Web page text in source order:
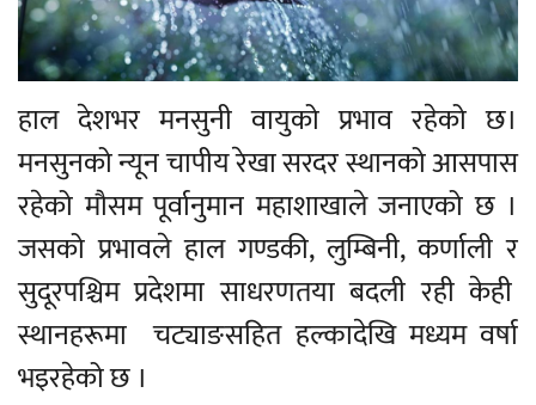
हाल देशभर मनसुनी वायुको प्रभाव रहेको छ।
मनसुनको न्यून चापीय रेखा सरदर स्थानको आसपास
रहेको मौसम पूर्वानुमान महाशाखाले जनाएको छ ।
जसको प्रभावले हाल गण्डकी, लुम्बिनी, कर्णाली र
सुदूरपश्चिम प्रदेशमा साधरणतया बदली रही केही
स्थानहरूमा चट्याङसहित हल्कादेखि मध्यम वर्षा
भइरहेको छ ।